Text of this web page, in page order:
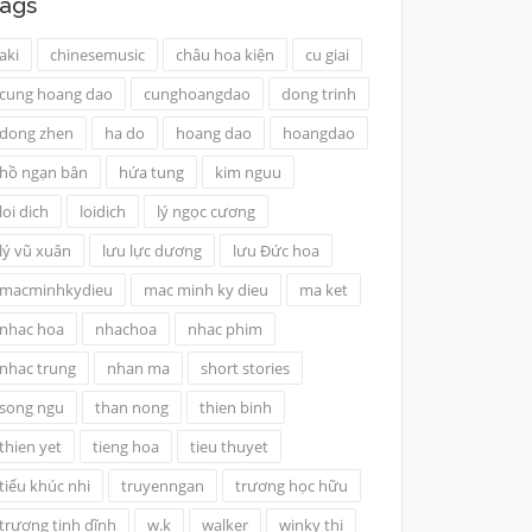
chinesemusic châu hoa kiện
cu giai
hoang dao
cunghoangdao
dong trinh
zhen
ha do hoang dao
hoangdao
ngạn bân
hứa tung
kim nguu
dich
loidich
lý ngọc cương
vũ xuân
lưu lực dương
lưu Đức hoa
mac minh ky dieu
ma ket
hoa
nhachoa
nhac phim
trung
nhan ma
short stories
ngu
than nong
thien binh
yet
tieng hoa
tieu thuyet
khúc nhi
truyenngan
trương học hữu
tịnh dĩnh
w.k walker winky thi